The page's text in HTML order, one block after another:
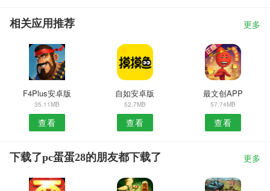
相关应用推荐 更多
F4Plus安卓版
35.11MB
查看
自如安卓版
52.7MB
查看
最文创APP
57.74MB
查看
下载了pc蛋蛋28的朋友都下载了 更多